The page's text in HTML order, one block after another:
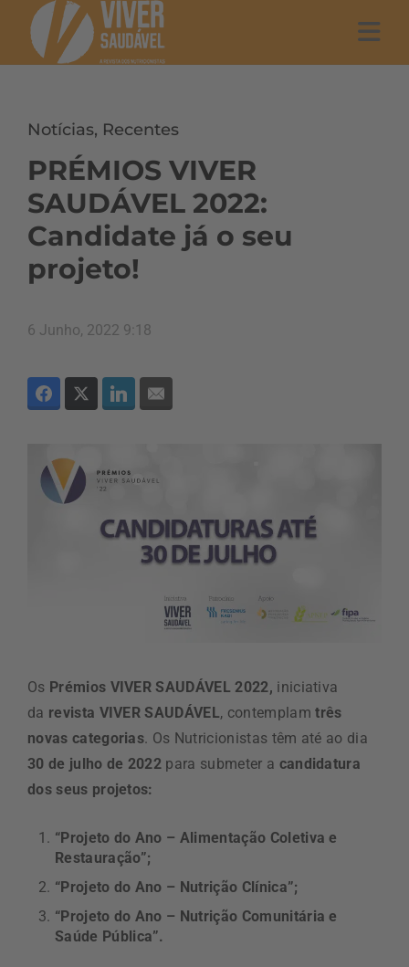
Notícias, Recentes
PRÉMIOS VIVER
SAUDÁVEL 2022:
Candidate já o seu
projeto!
6 Junho, 2022 9:18
Os Prémios VIVER SAUDÁVEL 2022, iniciativa
da revista VIVER SAUDÁVEL, contemplamtrês
novas categorias. Os Nutricionistas têm até ao dia
30 de julho de 2022 para submeter a candidatura
dos seus projetos:
“Projeto do Ano – Alimentação Coletiva e
Restauração”;
“Projeto do Ano – Nutrição Clínica”;
“Projeto do Ano – Nutrição Comunitária e
Saúde Pública”.